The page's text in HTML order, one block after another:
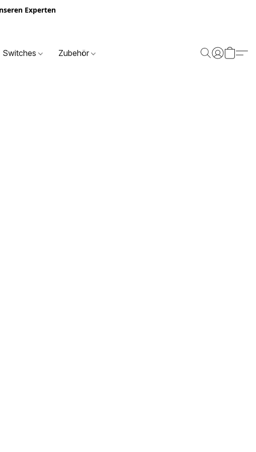
Experten
Switches Zubehör